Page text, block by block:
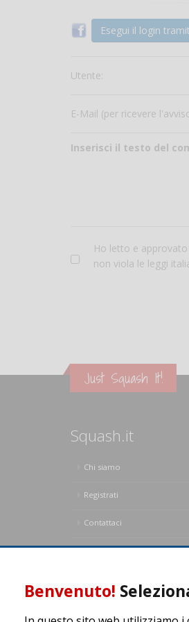
Esegui il login
Utente:
E-Mail (per ricevere
Inserisci il testo del
Ho letto e approvato
non viola le leggi
Just Squash It!
Squash.it
Chi siamo
Registrati
Contattaci
Privacy Policy
Benvenuto!